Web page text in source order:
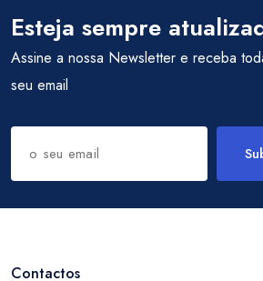
Esteja sempre
Assine a nossa Newsletter e receba
seu email
Contactos